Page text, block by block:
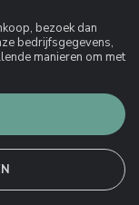
bezoek dan
bedrijfsgegevens,
manieren om met